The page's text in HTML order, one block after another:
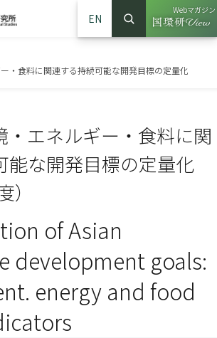
す）
EN
サイト内検索
検索
Webマガジン
（別ウイ
・食料に関連する持続可能な開発目標の定量化
・エネルギー・食料に関
能な開発目標の定量化
）
of Asian
development goals:
energy and food